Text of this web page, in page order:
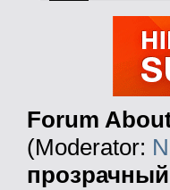
Forum
(Moderator: